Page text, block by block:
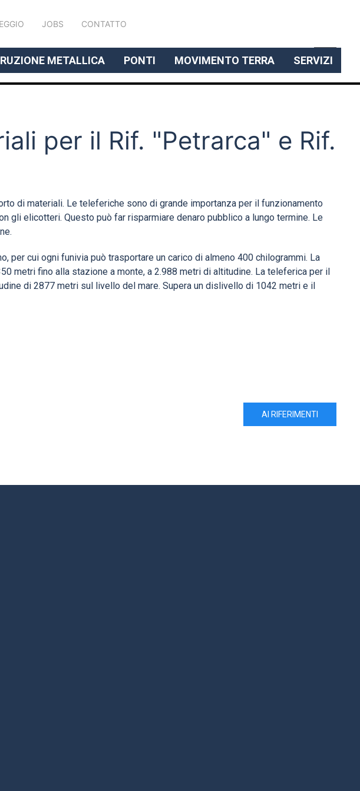
JOBS CONTATTO
METALLICA PONTI MOVIMENTO TERRA SERVIZI
per il Rif. "Petrarca" e Rif.
di materiali. Le teleferiche sono di grande importanza per il funzionamento
elicotteri. Questo può far risparmiare denaro pubblico a lungo termine. Le
cui ogni funivia può trasportare un carico di almeno 400 chilogrammi. La
metri fino alla stazione a monte, a 2.988 metri di altitudine. La teleferica per il
di 2877 metri sul livello del mare. Supera un dislivello di 1042 metri e il
AI RIFERIMENTI